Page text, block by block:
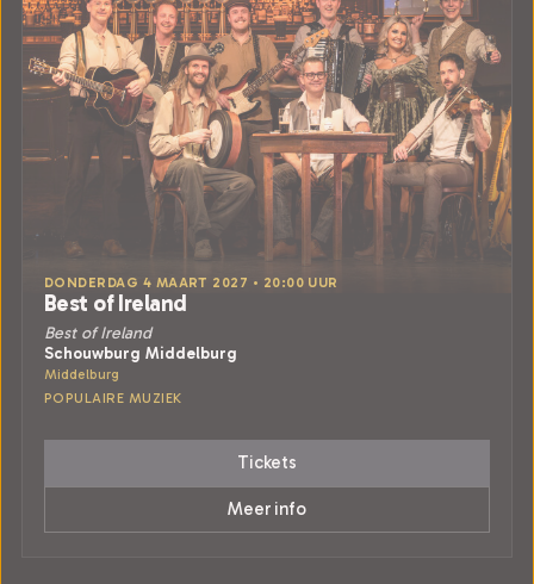
DONDERDAG 4 MAART 2027 • 20:00 UUR
Best of Ireland
Best of Ireland
Schouwburg Middelburg
Middelburg
POPULAIRE MUZIEK
Tickets
Meer info